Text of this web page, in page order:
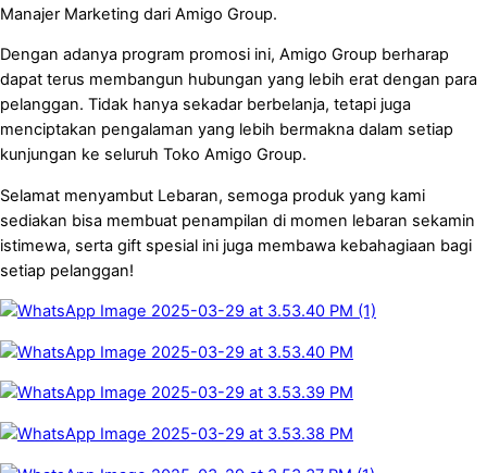
Manajer Marketing dari Amigo Group.
Dengan adanya program promosi ini, Amigo Group berharap
dapat terus membangun hubungan yang lebih erat dengan para
pelanggan. Tidak hanya sekadar berbelanja, tetapi juga
menciptakan pengalaman yang lebih bermakna dalam setiap
kunjungan ke seluruh Toko Amigo Group.
Selamat menyambut Lebaran, semoga produk yang kami
sediakan bisa membuat penampilan di momen lebaran sekamin
istimewa, serta gift spesial ini juga membawa kebahagiaan bagi
setiap pelanggan!